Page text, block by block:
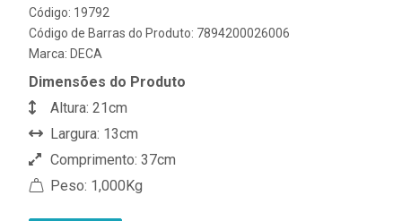
Código: 19792
Código de Barras do Produto: 7894200026006
Marca: DECA
Dimensões do Produto
Altura: 21cm
Largura: 13cm
Comprimento: 37cm
Peso: 1,000Kg